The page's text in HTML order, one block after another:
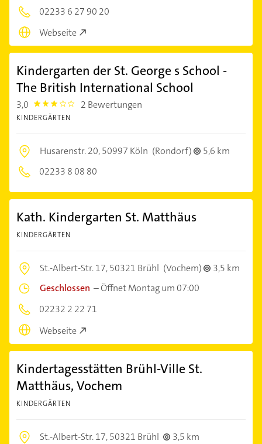
02233 6 27 90 20
Webseite
Kindergarten der St. George s School -
The British International School
3,0 3.0 2 Bewertungen
KINDERGÄRTEN
Husarenstr. 20,50997 Köln (Rondorf)
5,6 km
02233 8 08 80
Kath. Kindergarten St. Matthäus
KINDERGÄRTEN
St.-Albert-Str. 17,50321 Brühl (Vochem)
3,5 km
Geschlossen –Öffnet Montag um 07:00
02232 2 22 71
Webseite
Kindertagesstätten Brühl-Ville St.
Matthäus, Vochem
KINDERGÄRTEN
St.-Albert-Str. 17,50321 Brühl
3,5 km